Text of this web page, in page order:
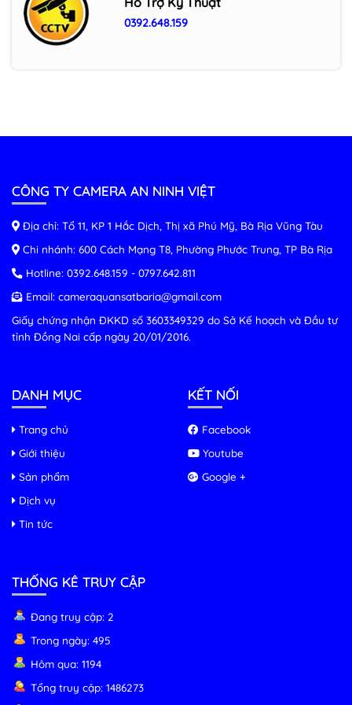
0392.648.159
CÔNG TY CAMERA AN NINH VIỆT
Địa chỉ: Tổ 11, KP 1 Hắc Dịch, Thị xã Phú Mỹ, Bà Rịa Vũng Tàu
Chi nhánh: 600 Cách Mạng T8, Phường Phước Trung, TP Bà Rịa
Hotline: 0392.648.159 - 0797.642.811
Email: cameraquansatbaria@gmail.com
Giấy chứng nhận ĐKKD số 3603349329 do Sở Kế hoạch và Đầu tư
tỉnh Đồng Nai cấp ngày 20/01/2016.
DANH MỤC
Trang chủ
Giới thiệu
Sản phẩm
Dịch vụ
Tin tức
KẾT NỐI
Facebook
Youtube
Google +
THỐNG KÊ TRUY CẬP
Đang truy cập: 2
Trong ngày: 495
Hôm qua: 1194
Tổng truy cập: 1486273